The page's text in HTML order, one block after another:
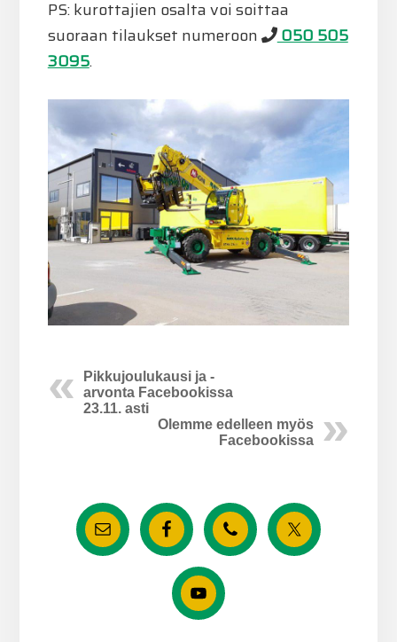
PS: kurottajien osalta voi soittaa
suoraan tilaukset numeroon
050 505
3095.
Pikkujoulukausi ja -
arvonta Facebookissa
23.11. asti
Olemme edelleen myös
Facebookissa